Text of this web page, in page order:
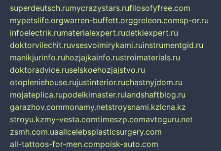
superdeutsch.rumycrazystars.rufilosofyfree.com
mypetslife.orgwarren-buffett.orggreleon.comsp-or.ru
infoelectrik.rumaterialexpert.rudetkiexpert.ru
doktorvilechit.ruvsesvoimirykami.ruinstrumentgid.ru
manikjurinfo.ruhozjajkainfo.rustroimaterials.ru
doktoradvice.ruselskoehozjajstvo.ru
otopleniehouse.rujustinterior.ruchastnyjdom.ru
mojateplica.rupodelkimaster.rulandshaftblog.ru
garazhov.commonamy.netstroysnami.kzlcna.kz
stroyu.kzmy-vesta.comtimeszp.comavtoguru.net
zsmh.com.uaallcelebsplasticsurgery.com
all-tattoos-for-men.compoisk-auto.com